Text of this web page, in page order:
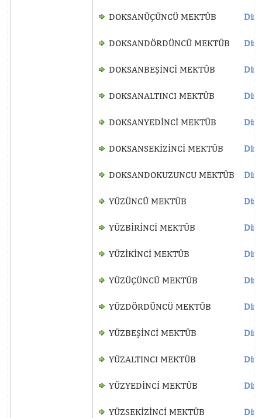
DOKSANÜÇÜNCÜ MEKTÛB
DOKSANDÖRDÜNCÜ MEKTÛB
DOKSANBEŞİNCİ MEKTÛB
DOKSANALTINCI MEKTÛB
DOKSANYEDİNCİ MEKTÛB
DOKSANSEKİZİNCİ MEKTÛB
DOKSANDOKUZUNCU MEKTÛB
YÜZÜNCÜ MEKTÛB
YÜZBİRİNCİ MEKTÛB
YÜZİKİNCİ MEKTÛB
YÜZÜÇÜNCÜ MEKTÛB
YÜZDÖRDÜNCÜ MEKTÛB
YÜZBEŞİNCİ MEKTÛB
YÜZALTINCI MEKTÛB
YÜZYEDİNCİ MEKTÛB
YÜZSEKİZİNCİ MEKTÛB